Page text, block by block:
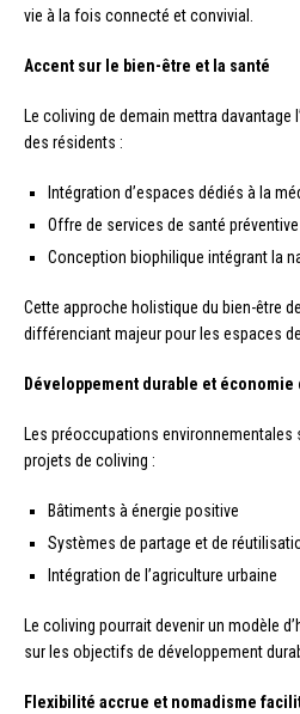
vie à la fois connecté et convivial.
Accent sur le bien-être et la santé
Le coliving de demain mettra davantage
des résidents :
Intégration d’espaces dédiés à la
Offre de services de santé
Conception biophilique intégrant la
Cette approche holistique du bien-être
différenciant majeur pour les espaces
Développement durable et
Les préoccupations
projets de coliving :
Bâtiments à énergie positive
Systèmes de partage et de
Intégration de l’agriculture urbaine
Le coliving pourrait devenir un modèle
sur les objectifs de développement
Flexibilité accrue et nomadisme